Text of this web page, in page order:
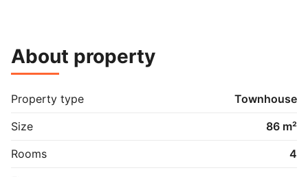
du indbyggede skabe med god opbevaringsplads,
ideelt til en nem og velfungerende hverdag.
Med denne 4-vær. bolig i Honningurten og
Druemunken får du:
Adgang til egen have med terrasse
About property
Property type
Townhouse
Size
86 m²
Rooms
4